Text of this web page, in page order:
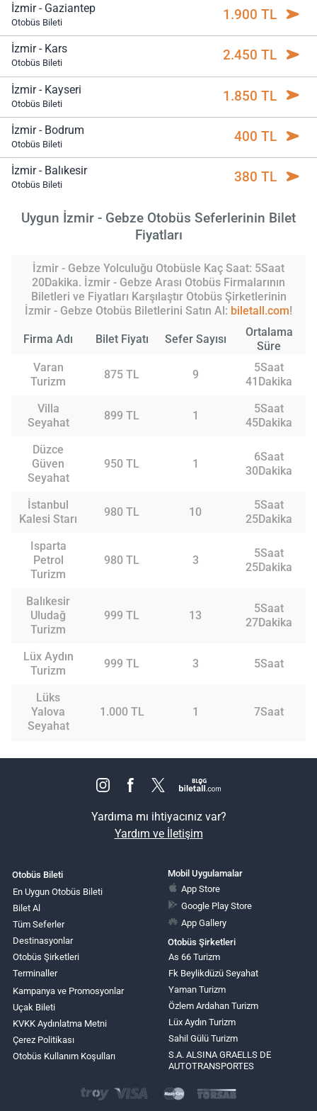
İzmir - Gaziantep
Otobüs Bileti 1.900 TL
İzmir - Kars
Otobüs Bileti 2.450 TL
İzmir - Kayseri
Otobüs Bileti 1.850 TL
İzmir - Bodrum
Otobüs Bileti 400 TL
İzmir - Balıkesir
Otobüs Bileti 380 TL
Uygun İzmir - Gebze Otobüs Seferlerinin Bilet
Fiyatları
İzmir - Gebze Yolculuğu Otobüsle Kaç Saat: 5Saat
20Dakika. İzmir - Gebze Arası Otobüs Firmalarının
Biletleri ve Fiyatları Karşılaştır Otobüs Şirketlerinin
İzmir - Gebze Otobüs Biletlerini Satın Al: biletall.com!
Firma Adı Bilet Fiyatı Sefer Sayısı
Ortalama
Süre
Varan
Turizm
875 TL 9
5Saat
41Dakika
Villa
Seyahat
899 TL 1
5Saat
45Dakika
Düzce
Güven
Seyahat
950 TL 1
6Saat
30Dakika
İstanbul
Kalesi Starı
980 TL 10
5Saat
25Dakika
Isparta
Petrol
Turizm
980 TL 3
5Saat
25Dakika
Balıkesir
Uludağ
Turizm
999 TL 13
5Saat
27Dakika
Lüx Aydın
Turizm
999 TL 3 5Saat
Lüks
Yalova
Seyahat
1.000 TL 1 7Saat
Yardıma mı ihtiyacınız var?
Yardım ve İletişim
Otobüs Bileti
En Uygun Otobüs Bileti
Bilet Al
Tüm Seferler
Destinasyonlar
Otobüs Şirketleri
Terminaller
Kampanya ve Promosyonlar
Uçak Bileti
KVKK Aydınlatma Metni
Çerez Politikası
Otobüs Kullanım Koşulları
Mobil Uygulamalar
App Store
Google Play Store
App Gallery
Otobüs Şirketleri
As 66 Turizm
Fk Beylikdüzü Seyahat
Yaman Turizm
Özlem Ardahan Turizm
Lüx Aydın Turizm
Sahil Gülü Turizm
S.A. ALSINA GRAELLS DE
AUTOTRANSPORTES